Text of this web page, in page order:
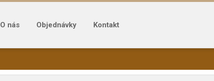
O nás Objednávky Kontakt